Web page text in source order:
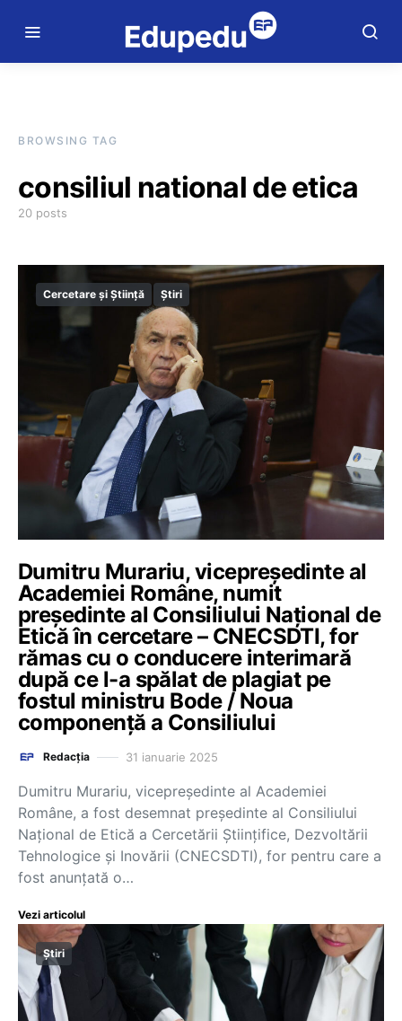
BROWSING TAG
consiliul national de etica
20 posts
Cercetare și Știință Știri
Dumitru Murariu, vicepreședinte al
Academiei Române, numit
președinte al Consiliului Național de
Etică în cercetare – CNECSDTI, for
rămas cu o conducere interimară
după ce l-a spălat de plagiat pe
fostul ministru Bode / Noua
componență a Consiliului
Redacția 31 ianuarie 2025
Dumitru Murariu, vicepreședinte al Academiei
Române, a fost desemnat președinte al Consiliului
Național de Etică a Cercetării Științifice, Dezvoltării
Tehnologice și Inovării (CNECSDTI), for pentru care a
fost anunțată o…
Vezi articolul
Știri